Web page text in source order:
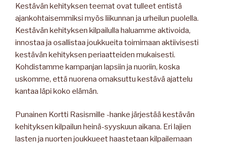
Kestävän kehityksen teemat ovat tulleet entistä
ajankohtaisemmiksi myös liikunnan ja urheilun puolella.
Kestävän kehityksen kilpailulla haluamme aktivoida,
innostaa ja osallistaa joukkueita toimimaan aktiivisesti
kestävän kehityksen periaatteiden mukaisesti.
Kohdistamme kampanjan lapsiin ja nuoriin, koska
uskomme, että nuorena omaksuttu kestävä ajattelu
kantaa läpi koko elämän.
Punainen Kortti Rasismille -hanke järjestää kestävän
kehityksen kilpailun heinä-syyskuun aikana. Eri lajien
lasten ja nuorten joukkueet haastetaan kilpailemaan